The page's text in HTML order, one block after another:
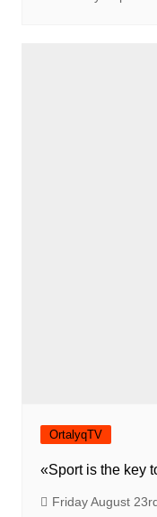
OrtalyqTV
«Sport is the key
Friday August